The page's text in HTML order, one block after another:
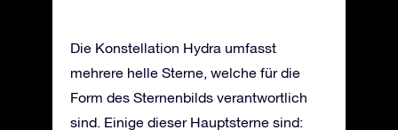
Die Konstellation Hydra umfasst
mehrere helle Sterne, welche für die
Form des Sternenbilds verantwortlich
sind. Einige dieser Hauptsterne sind: